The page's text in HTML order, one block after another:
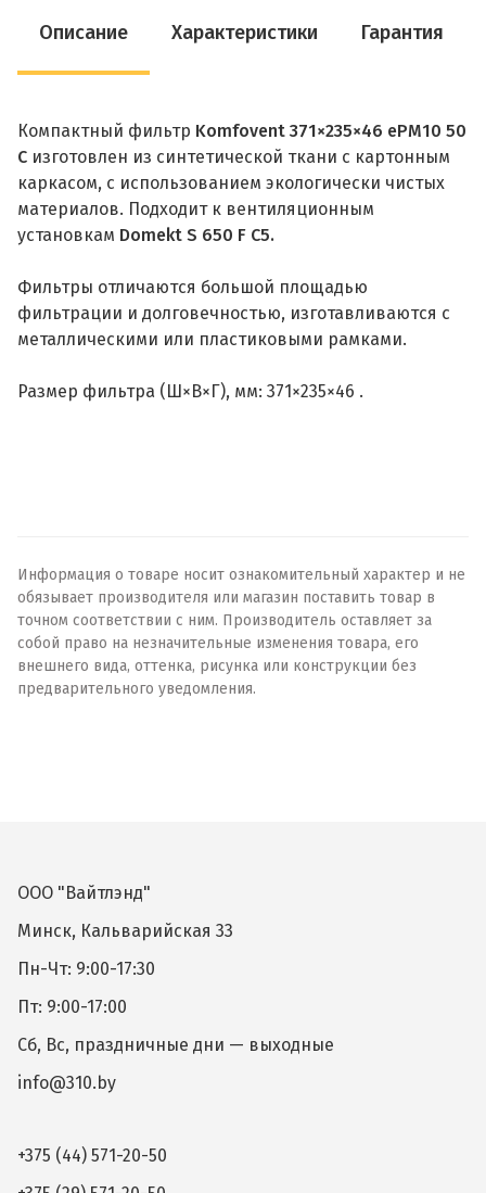
Описание Характеристики Гарантия
Компактный фильтр Komfovent 371×235×46 ePM10 50
C изготовлен из синтетической ткани с картонным
каркасом, с использованием экологически чистых
материалов. Подходит к вентиляционным
установкам Domekt S 650 F C5.
Фильтры отличаются большой площадью
фильтрации и долговечностью, изготавливаются с
металлическими или пластиковыми рамками.
Размер фильтра (Ш×В×Г), мм: 371×235×46 .
Информация о товаре носит ознакомительный характер и не
обязывает производителя или магазин поставить товар в
точном соответствии с ним. Производитель оставляет за
собой право на незначительные изменения товара, его
внешнего вида, оттенка, рисунка или конструкции без
предварительного уведомления.
ООО "Вайтлэнд"
Минск, Кальварийская 33
Пн-Чт: 9:00-17:30
Пт: 9:00-17:00
Сб, Вс, праздничные дни — выходные
info@310.by
+375 (44) 571-20-50